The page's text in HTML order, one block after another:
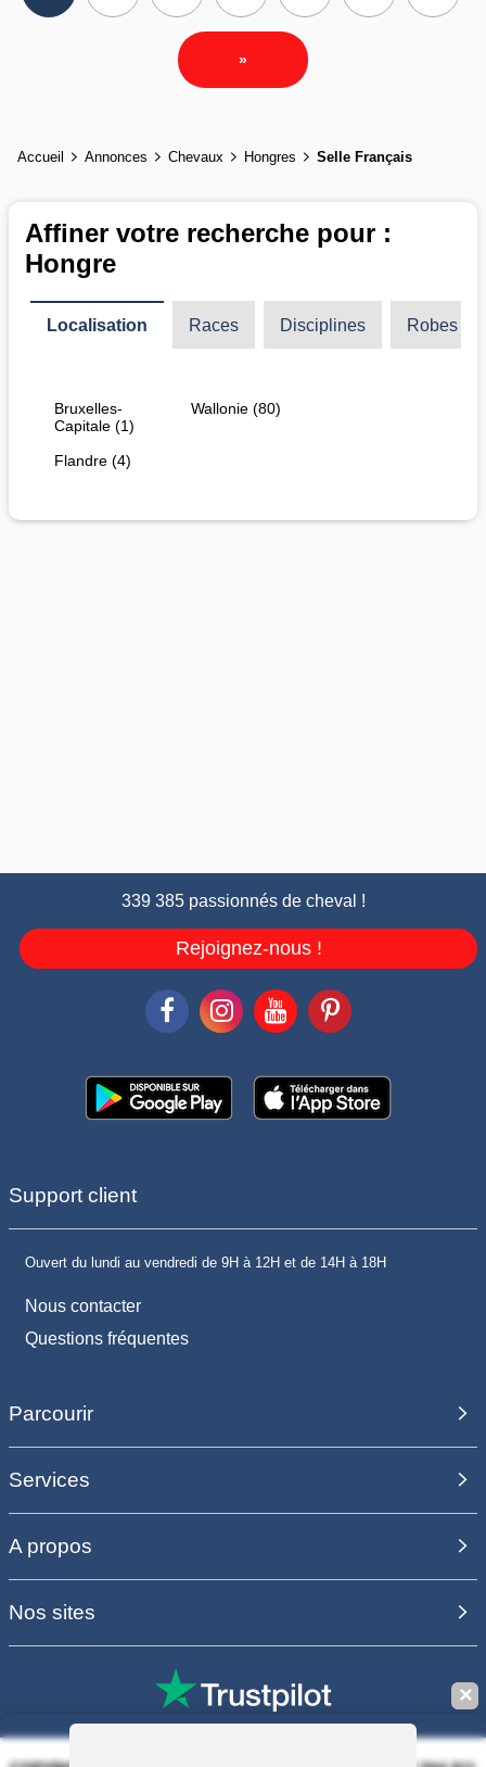
»
Accueil Annonces Chevaux Hongres Selle Français
Affiner votre recherche pour :
Hongre
Localisation Races Disciplines Robes
Bruxelles-
Capitale (1)
Flandre (4)
Wallonie (80)
339 385 passionnés de cheval !
Rejoignez-nous !
Support client
Ouvert du lundi au vendredi de 9H à 12H et de 14H à 18H
Nous contacter
Questions fréquentes
Parcourir
Services
A propos
Nos sites
✕